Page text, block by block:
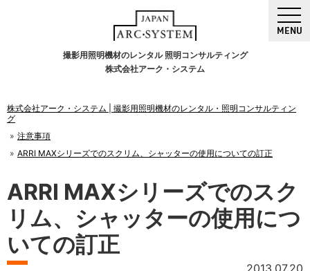
撮影用照明機材のレンタル 照明コンサルティング
株式会社アーク・システム
MENU
株式会社アーク・システム | 撮影用照明機材のレンタル・照明コンサルティン
グ
注意事項
ARRI MAXシリーズでのスクリム、シャッターの使用についての訂正
ARRI MAXシリーズでのスク
リム、シャッターの使用につ
いての訂正
2013.07.20